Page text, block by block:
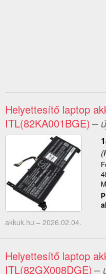
Helyettesítő laptop
ITL(82KA001BGE) –
akkuk.hu – 2026.02.04.
Helyettesítő laptop
ITL(82GX008DGE) –